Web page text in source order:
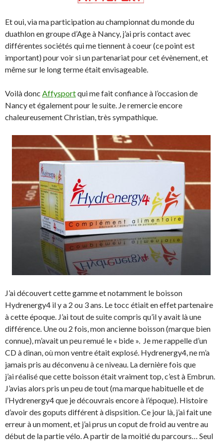
Et oui, via ma participation au championnat du monde du
duathlon en groupe d’Age à Nancy, j’ai pris contact avec
différentes sociétés qui me tiennent à coeur (ce point est
important) pour voir si un partenariat pour cet évènement, et
même sur le long terme était envisageable.
Voilà donc Affysportqui me fait confiance à l’occasion de
Nancy et également pour le suite. Je remercie encore
chaleureusement Christian, très sympathique.
J’ai découvert cette gamme et notamment le boisson
Hydrenergy4 il y a 2 ou 3 ans. Le tocc étiait en effet partenaire
à cette époque. J’ai tout de suite compris qu’il y avait là une
différence. Une ou 2 fois, mon ancienne boisson (marque bien
connue), m’avait un peu remué le « bide ». Je me rappelle d’un
CD à dinan, où mon ventre était explosé. Hydrenergy4, ne m’a
jamais pris au déconvenu à ce niveau. La dernière fois que
j’ai réalisé que cette boisson était vraiment top, c’est à Embrun.
J’avias alors pris un peu de tout (ma marque habituelle et de
l’Hydrenergy4 que je découvrais encore à l’époque). Histoire
d’avoir des goputs différent à dispsition. Ce jour là, j’ai fait une
erreur à un moment, et j’ai prus un coput de froid au ventre au
début de la partie vélo. A partir de la moitié du parcours… Seul